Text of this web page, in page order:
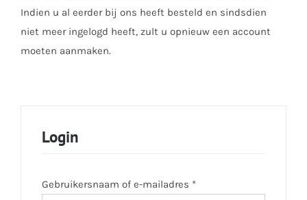
Indien u al eerder bij ons heeft besteld en sindsdien
niet meer ingelogd heeft, zult u opnieuw een account
moeten aanmaken.
Login
Gebruikersnaam of e-mailadres *Vereist